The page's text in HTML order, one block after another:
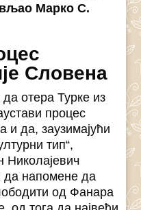
Марко С.
Словена
отера Турке из
процес
и да, заузимајући
тип“,
Николајевич
да напомене да
од Фанара